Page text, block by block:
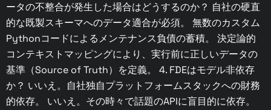
ータの不整合が発生した場合はどうするのか？ 自社の硬直
的な既製スキーマへのデータ適合が必須。 無数のカスタム
Pythonコードによるメンテナンス負債の蓄積。 決定論的
コンテキストマッピングにより、実行前に正しいデータの
基準（Source of Truth）を定義。 4. FDEはモデル非依存
か？ いいえ。自社独自プラットフォームスタックへの財務
的依存。 いいえ。その時々で話題のAPIに盲目的に依存。